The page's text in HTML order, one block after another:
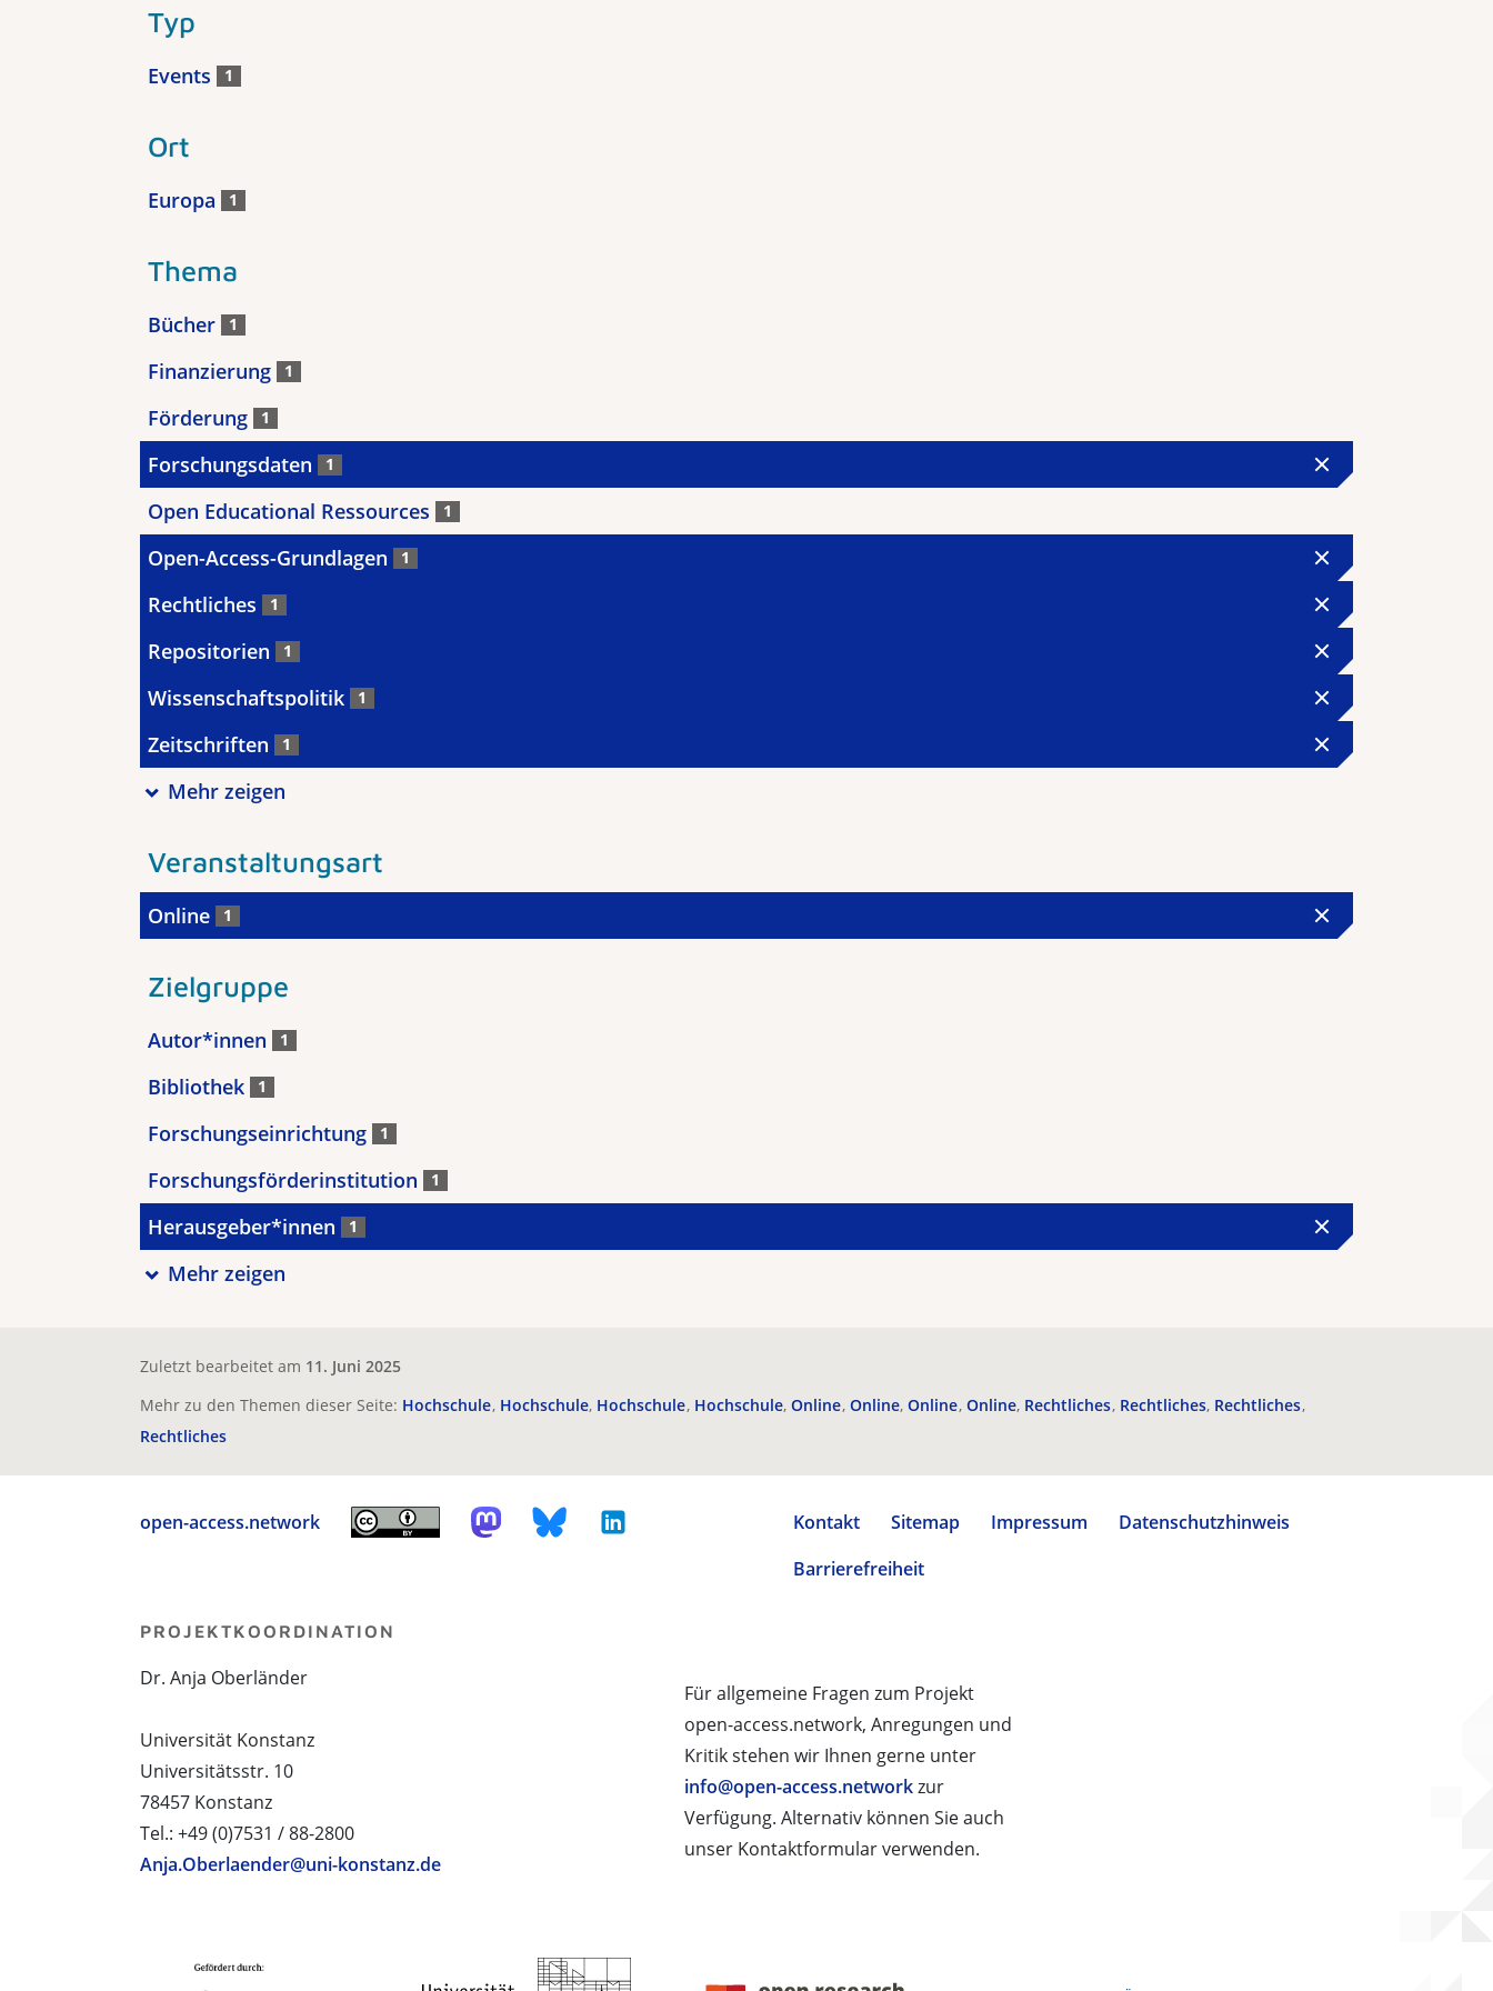
Typ
Events 1
Ort
Europa 1
Thema
Bücher 1
Finanzierung 1
Förderung 1
Forschungsdaten 1
Open Educational Ressources 1
Open-Access-Grundlagen 1
Rechtliches 1
Repositorien 1
Wissenschaftspolitik 1
Zeitschriften 1
Mehr zeigen
Veranstaltungsart
Online 1
Zielgruppe
Autor*innen 1
Bibliothek 1
Forschungseinrichtung 1
Forschungsförderinstitution 1
Herausgeber*innen 1
Mehr zeigen
Zuletzt bearbeitet am 11. Juni 2025
Mehr zu den Themen dieser Seite: Hochschule Hochschule Hochschule Hochschule Online Online Online Online Rechtliches Rechtliches Rechtliches
Rechtliches
open-access.network Kontakt Sitemap Impressum
Datenschutzhinweis
Barrierefreiheit
Für allgemeine Fragen zum Projekt
open-access.network, Anregungen und
Kritik stehen wir Ihnen gerne unter
info@open-access.networkzur
Verfügung. Alternativ können Sie auch
unser Kontaktformular verwenden.
PROJEKTKOORDINATION
Dr. Anja Oberländer
Universität Konstanz
Universitätsstr. 10
78457 Konstanz
Tel.: +49 (0)7531 / 88-2800
Anja.Oberlaender@uni-konstanz.de